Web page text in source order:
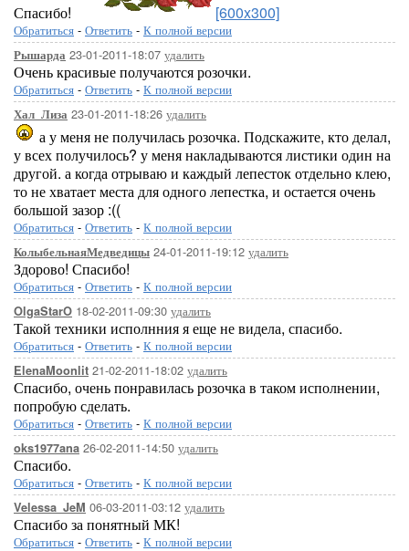
Спасибо! [600x300]
Обратиться - Ответить - К полной версии
Рышарда 23-01-2011-18:07 удалить
Очень красивые получаются розочки.
Обратиться - Ответить - К полной версии
Хал_Лиза 23-01-2011-18:26 удалить
а у меня не получилась розочка. Подскажите, кто делал,
у всех получилось? у меня накладываются листики один на
другой. а когда отрываю и каждый лепесток отдельно клею,
то не хватает места для одного лепестка, и остается очень
большой зазор :((
Обратиться - Ответить - К полной версии
КолыбельнаяМедведицы 24-01-2011-19:12 удалить
Здорово! Спасибо!
Обратиться - Ответить - К полной версии
OlgaStarO 18-02-2011-09:30 удалить
Такой техники исполнния я еще не видела, спасибо.
Обратиться - Ответить - К полной версии
ElenaMoonlit 21-02-2011-18:02 удалить
Спасибо, очень понравилась розочка в таком исполнении,
попробую сделать.
Обратиться - Ответить - К полной версии
oks1977ana 26-02-2011-14:50 удалить
Спасибо.
Обратиться - Ответить - К полной версии
Velessa_JeM 06-03-2011-03:12 удалить
Спасибо за понятный МК!
Обратиться - Ответить - К полной версии